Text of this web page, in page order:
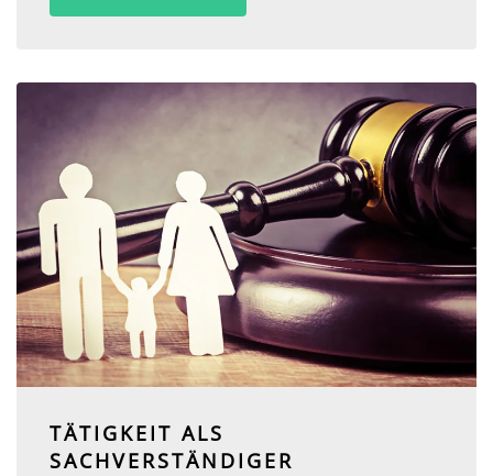
TÄTIGKEIT ALS
SACHVERSTÄNDIGER